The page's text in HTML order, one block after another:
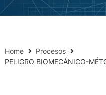
Home
Procesos
PELIGRO BIOMECÁNICO-